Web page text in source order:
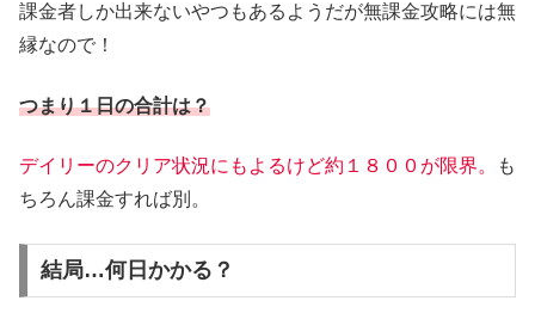
課金者しか出来ないやつもあるようだが無課金攻略には無
縁なので！
つまり１日の合計は？
デイリーのクリア状況にもよるけど約１８００が限界。
も
ちろん課金すれば別。
結局…何日かかる？